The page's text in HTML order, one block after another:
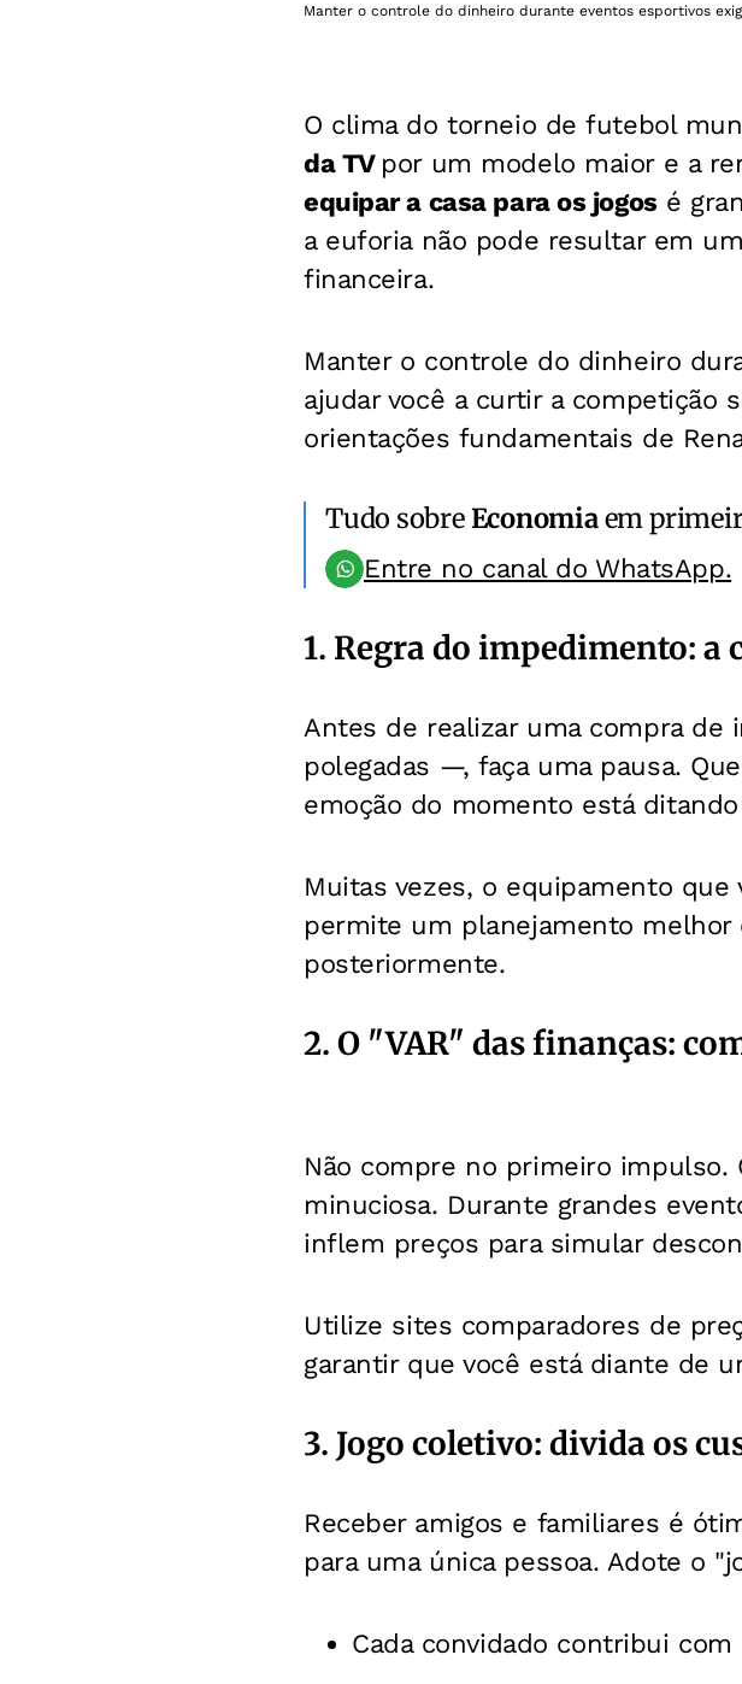
Manter o controle do dinheiro durante eventos esportivos
O clima do torneio de futebol
da TV por um modelo maior e a
equipar a casa para os jogos é
a euforia não pode resultar em
financeira.
Manter o controle do dinheiro
ajudar você a curtir a competição
orientações fundamentais de
Tudo sobreEconomiaem
Entre no canal do WhatsApp.
1. Regra do impedimento: a
Antes de realizar uma compra
polegadas —, faça uma pausa.
emoção do momento está ditando
Muitas vezes, o equipamento
permite um planejamento melhor
posteriormente.
2. O "VAR" das finanças:
Não compre no primeiro impulso.
minuciosa. Durante grandes
inflem preços para simular
Utilize sites comparadores de
garantir que você está diante de
3. Jogo coletivo: divida os
Receber amigos e familiares é
para uma única pessoa. Adote o
Cada convidado contribui